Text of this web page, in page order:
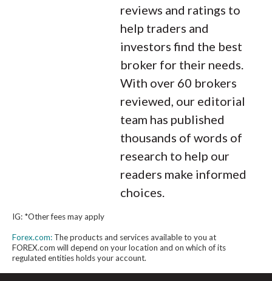
reviews and ratings to
help traders and
investors find the best
broker for their needs.
With over 60 brokers
reviewed, our editorial
team has published
thousands of words of
research to help our
readers make informed
choices.
IG: *Other fees may apply
Forex.com: The products and services available to you at
FOREX.com will depend on your location and on which of its
regulated entities holds your account.